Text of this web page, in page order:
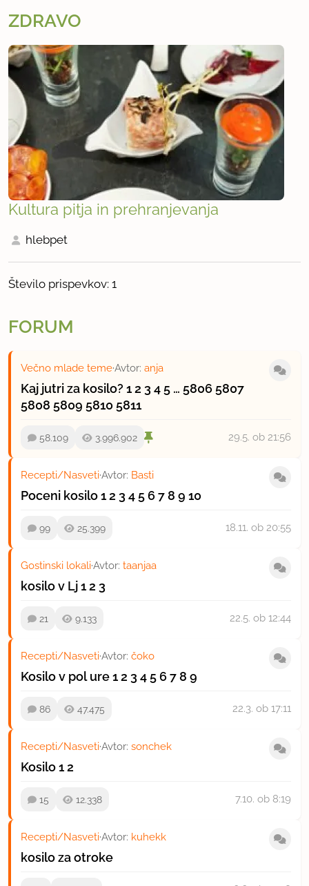
ZDRAVO
Kultura pitja in prehranjevanja
hlebpet
Število prispevkov: 1
FORUM
Večno mlade teme·Avtor: anja
Kaj jutri za kosilo? 1 2 3 4 5 … 5806 5807
5808 5809 5810 5811
58.109 3.996.902 29.5. ob 21:56
Recepti/Nasveti·Avtor: Basti
Poceni kosilo1 2 3 4 5678 9 10
99 25.399 18.11. ob 20:55
Gostinski lokali·Avtor: taanjaa
kosilo v Lj1 2 3
21 9.133 22.5. ob 12:44
Recepti/Nasveti·Avtor: čoko
Kosilo v pol ure1 2 3 4 5678 9
86 47.475 22.3. ob 17:11
Recepti/Nasveti·Avtor: sonchek
Kosilo1 2
15 12.338 7.10. ob 8:19
Recepti/Nasveti·Avtor: kuhekk
kosilo za otroke